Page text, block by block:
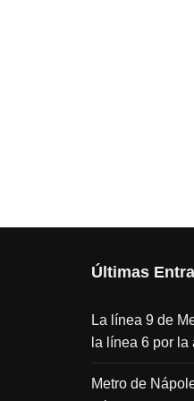
Últimas
La línea 9 de
la línea 6 por
Metro de